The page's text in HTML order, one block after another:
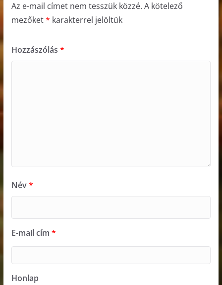
Az e-mail címet nem tesszük közzé. A kötelező
mezőket* karakterrel jelöltük
Hozzászólás *
Név*
E-mail cím *
Honlap